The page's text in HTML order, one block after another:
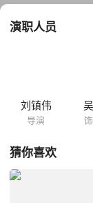
演职人员
刘镇伟
导演
猜你喜欢